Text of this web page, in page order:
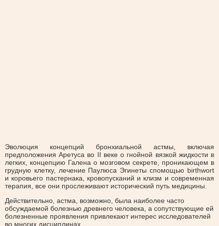
Эволюция концепций бронхиальной астмы, включая
предположения Аретуса во II веке о гнойной вязкой жидкости в
легких, концепцию Галена о мозговом секрете, проникающем в
грудную клетку, лечение Паулюса Эгинеты спомощью birthwort
и коровьего пастернака, кровопусканий и клизм и современная
терапия, все они прослеживают исторический путь медицины.
Действительно, астма, возможно, была наиболее часто
обсуждаемой болезнью древнего человека, а сопутствующие ей
болезненные проявления привлекают интерес исследователей
во многих дисциплинах.